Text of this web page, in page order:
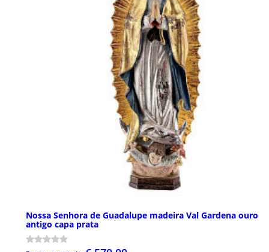
Nossa Senhora de Guadalupe madeira Val Gardena ouro
antigo capa prata